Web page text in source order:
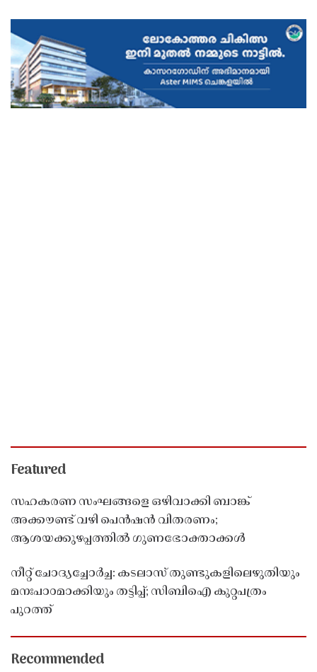
Featured
സഹകരണ സംഘങ്ങളെ ഒഴിവാക്കി ബാങ്ക്
അക്കൗണ്ട് വഴി പെൻഷൻ വിതരണം;
ആശയക്കുഴപ്പത്തിൽ ഗുണഭോക്താക്കൾ
നീറ്റ് ചോദ്യച്ചോർച്ച: കടലാസ് തുണ്ടുകളിലെഴുതിയും
മനഃപാഠമാക്കിയും തട്ടിപ്പ്; സിബിഐ കുറ്റപത്രം
പുറത്ത്
Recommended